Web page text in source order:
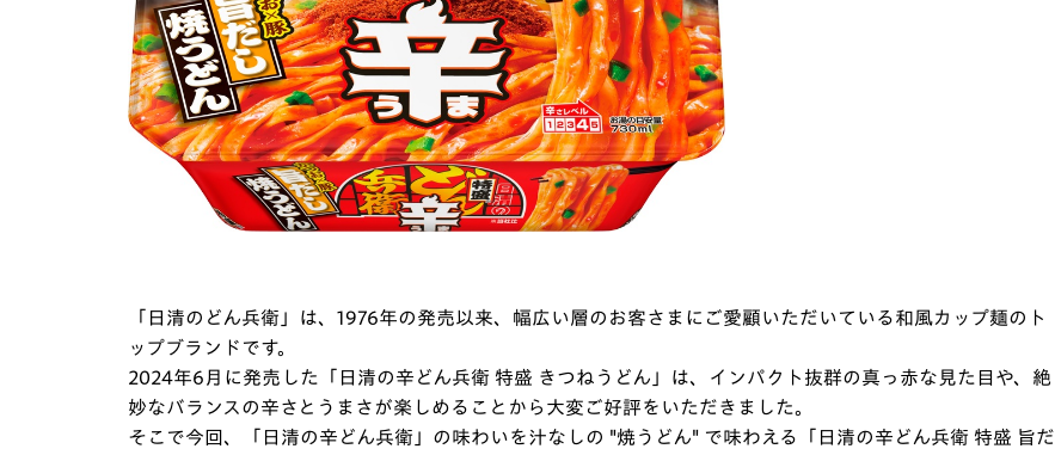
「日清のどん兵衛」は、1976年の発売以来、幅広い層のお客さまにご愛顧いただいている和風カップ麺のト
ップブランドです。
2024年6月に発売した「日清の辛どん兵衛 特盛 きつねうどん」は、インパクト抜群の真っ赤な見た目や、絶
妙なバランスの辛さとうまさが楽しめることから大変ご好評をいただきました。
そこで今回、「日清の辛どん兵衛」の味わいを汁なしの "焼うどん" で味わえる「日清の辛どん兵衛 特盛 旨だ